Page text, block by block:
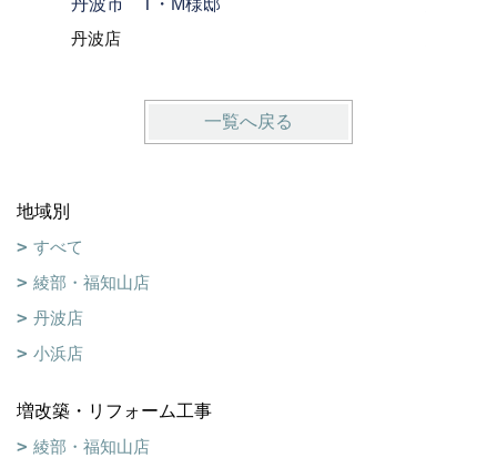
丹波市 T・M様邸
丹波店
一覧へ戻る
地域別
すべて
綾部・福知山店
丹波店
小浜店
増改築・リフォーム工事
綾部・福知山店